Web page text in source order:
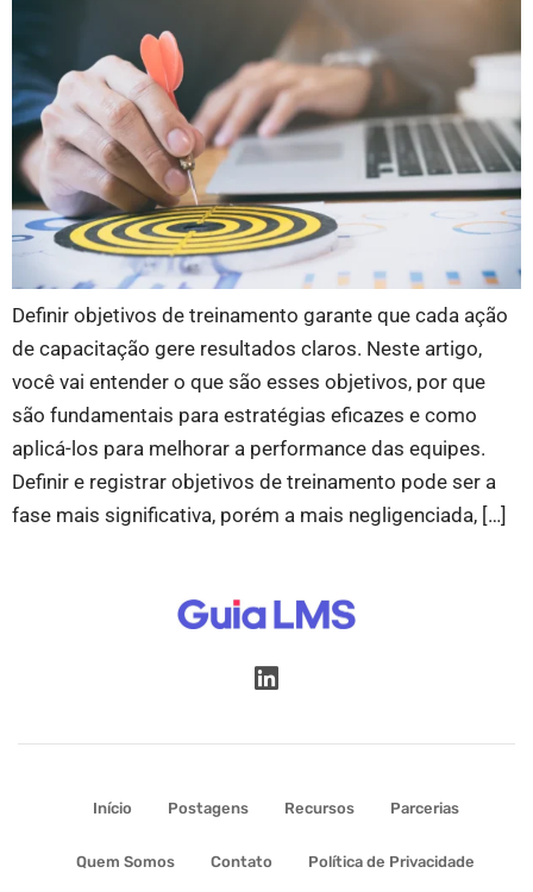
Definir objetivos de treinamento garante que cada ação
de capacitação gere resultados claros. Neste artigo,
você vai entender o que são esses objetivos, por que
são fundamentais para estratégias eficazes e como
aplicá-los para melhorar a performance das equipes.
Definir e registrar objetivos de treinamento pode ser a
fase mais significativa, porém a mais negligenciada, […]
Início Postagens Recursos Parcerias
Quem Somos Contato Política de Privacidade